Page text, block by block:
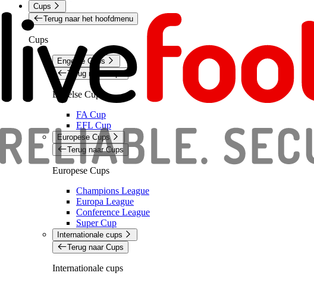
Cups
Terug naar het hoofdmenu
Cups
Engelse Cups
Terug naar Cups
Engelse Cups
FA Cup
EFL Cup
Europese Cups
Terug naar Cups
Europese Cups
Champions League
Europa League
Conference League
Super Cup
Internationale cups
Terug naar Cups
Internationale cups